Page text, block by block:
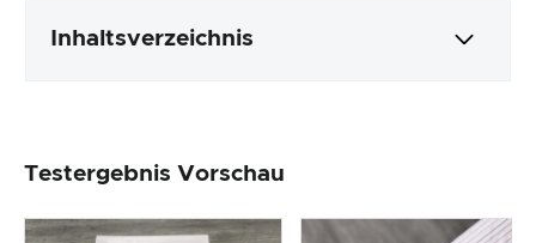
Inhaltsverzeichnis
Produktverarbeitung & Erscheinungsbild
Testergebnis Vorschau